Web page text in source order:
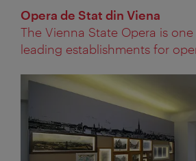
Opera de Stat din Viena
The Vienna State Opera is
leading establishments for